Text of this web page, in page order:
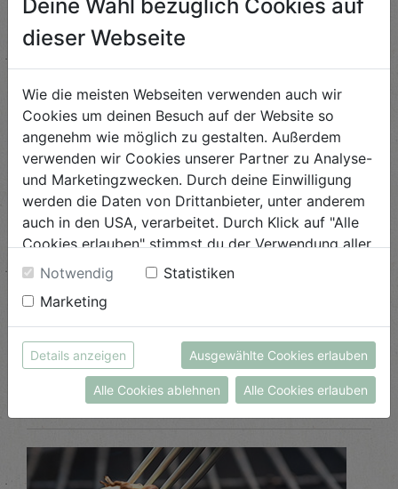
Ausgepresst – was nun?
ANSEHEN
Deine Wahl bezüglich Cookies auf
dieser Webseite
Wie die meisten Webseiten verwenden auch wir
Cookies um deinen Besuch auf der Website so
angenehm wie möglich zu gestalten. Außerdem
verwenden wir Cookies unserer Partner zu Analyse-
und Marketingzwecken. Durch deine Einwilligung
werden die Daten von Drittanbieter, unter anderem
auch in den USA, verarbeitet. Durch Klick auf "Alle
Cookies erlauben" stimmst du der Verwendung aller
Cookies zu. Unter "Details anzeigen" findest du alle
Infos zu den unterschiedlichen Cookies, du kannst
auch entscheiden, welche Cookies du erlauben
möchtest.
Weitere Informationen findest du in unserer
Datenschutzerklärung
bzw. imImpressum
Notwendig
Statistiken
Marketing
Details anzeigen Ausgewählte Cookies erlauben
Alle Cookies ablehnen Alle Cookies erlauben